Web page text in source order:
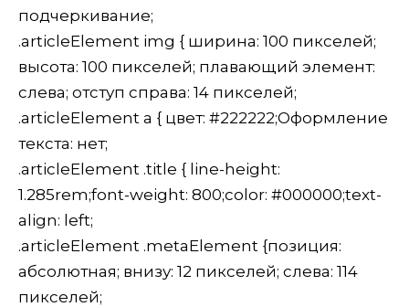
подчеркивание;
.articleElement img { ширина: 100 пикселей;
высота: 100 пикселей; плавающий элемент:
слева; отступ справа: 14 пикселей;
.articleElement a { цвет: #222222;Оформление
текста: нет;
.articleElement .title { line-height:
1.285rem;font-weight: 800;color: #000000;text-
align: left;
.articleElement .metaElement {позиция:
абсолютная; внизу: 12 пикселей; слева: 114
пикселей;